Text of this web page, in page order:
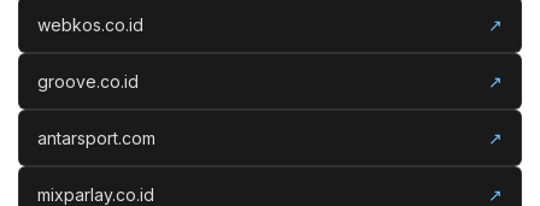
webkos.co.id ↗
groove.co.id ↗
antarsport.com ↗
mixparlay.co.id ↗